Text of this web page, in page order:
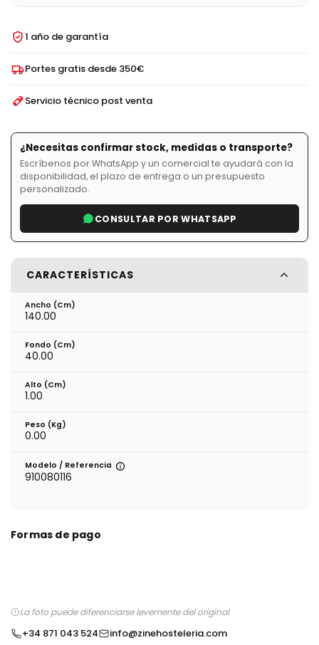
1 año de garantía
Portes gratis desde 350€
Servicio técnico post venta
¿Necesitas confirmar stock, medidas o transporte?
Escríbenos por WhatsApp y un comercial te ayudará con la
disponibilidad, el plazo de entrega o un presupuesto
personalizado.
CONSULTAR POR WHATSAPP
CARACTERÍSTICAS
Ancho (cm)
140.00
Fondo (cm)
40.00
Alto (cm)
1.00
Peso (kg)
0.00
Modelo / Referencia
910080116
Formas de pago
La foto puede diferenciarse levemente del original
+34 871 043 524 info@zinehosteleria.com